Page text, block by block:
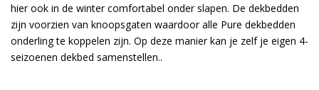
hier ook in de winter comfortabel onder slapen. De dekbedden
zijn voorzien van knoopsgaten waardoor alle Pure dekbedden
onderling te koppelen zijn. Op deze manier kan je zelf je eigen 4-
seizoenen dekbed samenstellen..